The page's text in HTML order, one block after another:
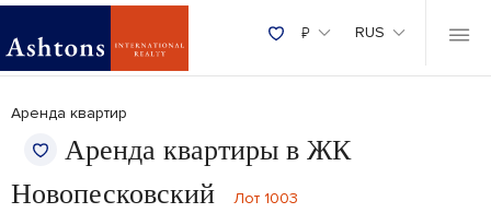
₽ RUS
Аренда квартир
Аренда квартиры в ЖК
Новопесковский
Лот 1003